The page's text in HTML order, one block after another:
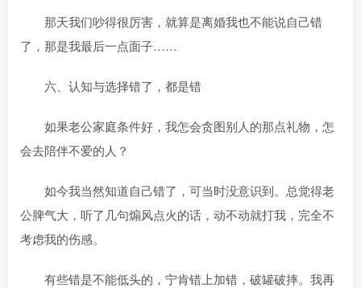
那天我们吵得很厉害，就算是离婚我也不能说自己错
了，那是我最后一点面子……
六、认知与选择错了，都是错
如果老公家庭条件好，我怎会贪图别人的那点礼物，怎
会去陪伴不爱的人？
如今我当然知道自己错了，可当时没意识到。总觉得老
公脾气大，听了几句煽风点火的话，动不动就打我，完全不
考虑我的伤感。
有些错是不能低头的，宁肯错上加错，破罐破摔。我再